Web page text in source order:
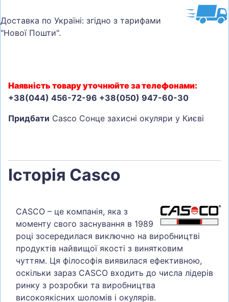
Доставка по Україні: згідно з тарифами
"Нової Пошти".
Наявність товару уточнюйте за телефонами:
+38(044) 456-72-96 +38(050) 947-60-30
Придбати Casco Сонце захисні окуляри у Києві
Історія Casco
CASCO – це компанія, яка з
моменту свого заснування в 1989
році зосередилася виключно на виробництві
продуктів найвищої якості з винятковим
чуттям. Ця філософія виявилася ефективною,
оскільки зараз CASCO входить до числа лідерів
ринку з розробки та виробництва
високоякісних шоломів і окулярів.